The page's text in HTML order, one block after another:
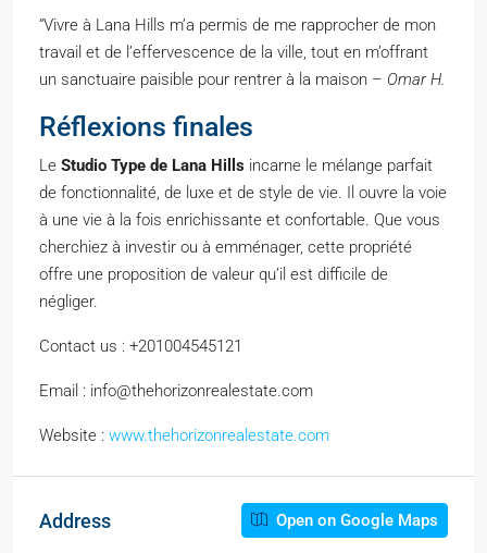
“Vivre à Lana Hills m’a permis de me rapprocher de mon
travail et de l’effervescence de la ville, tout en m’offrant
un sanctuaire paisible pour rentrer à la maison – Omar H.
Réflexions finales
Le Studio Type de Lana Hills incarne le mélange parfait
de fonctionnalité, de luxe et de style de vie. Il ouvre la voie
à une vie à la fois enrichissante et confortable. Que vous
cherchiez à investir ou à emménager, cette propriété
offre une proposition de valeur qu’il est difficile de
négliger.
Contact us : +201004545121
Email : info@thehorizonrealestate.com
Website : www.thehorizonrealestate.com
Address Open on Google Maps